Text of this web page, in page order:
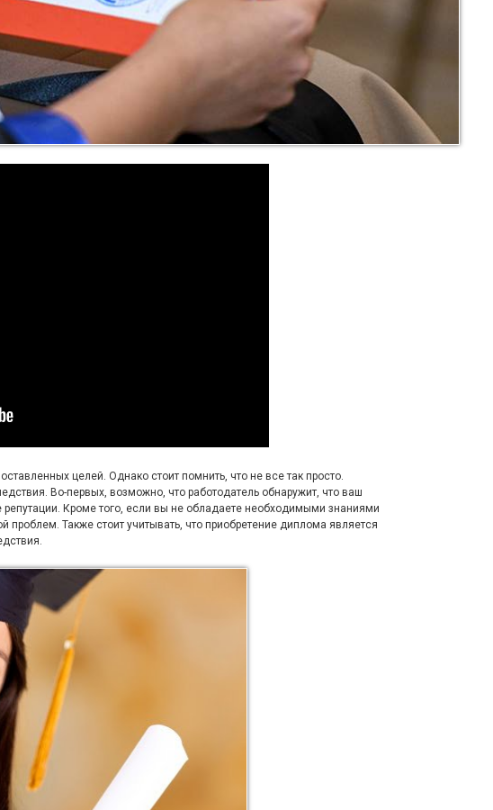
целей. Однако стоит помнить, что не все так просто.
Во-первых, возможно, что работодатель обнаружит, что ваш
Кроме того, если вы не обладаете необходимыми знаниями
Также стоит учитывать, что приобретение диплома является